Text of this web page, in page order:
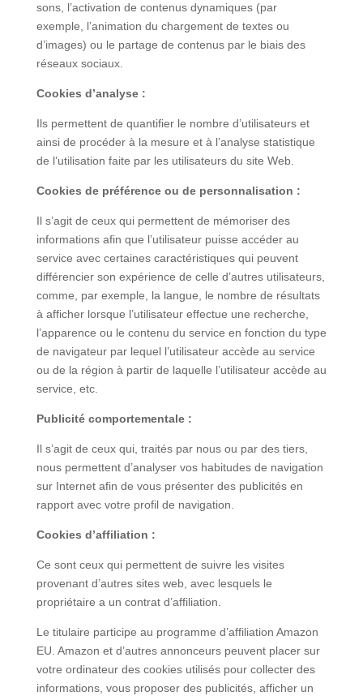
sons, l’activation de contenus dynamiques (par
exemple, l’animation du chargement de textes ou
d’images) ou le partage de contenus par le biais des
réseaux sociaux.
Cookies d’analyse :
Ils permettent de quantifier le nombre d’utilisateurs et
ainsi de procéder à la mesure et à l’analyse statistique
de l’utilisation faite par les utilisateurs du site Web.
Cookies de préférence ou de personnalisation :
Il s’agit de ceux qui permettent de mémoriser des
informations afin que l’utilisateur puisse accéder au
service avec certaines caractéristiques qui peuvent
différencier son expérience de celle d’autres utilisateurs,
comme, par exemple, la langue, le nombre de résultats
à afficher lorsque l’utilisateur effectue une recherche,
l’apparence ou le contenu du service en fonction du type
de navigateur par lequel l’utilisateur accède au service
ou de la région à partir de laquelle l’utilisateur accède au
service, etc.
Publicité comportementale :
Il s’agit de ceux qui, traités par nous ou par des tiers,
nous permettent d’analyser vos habitudes de navigation
sur Internet afin de vous présenter des publicités en
rapport avec votre profil de navigation.
Cookies d’affiliation :
Ce sont ceux qui permettent de suivre les visites
provenant d’autres sites web, avec lesquels le
propriétaire a un contrat d’affiliation.
Le titulaire participe au programme d’affiliation Amazon
EU. Amazon et d’autres annonceurs peuvent placer sur
votre ordinateur des cookies utilisés pour collecter des
informations, vous proposer des publicités, afficher un